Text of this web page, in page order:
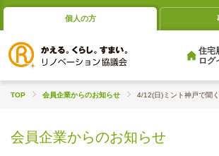
個人の方
住宅
ログ
TOP 会員企業からのお知らせ 4/12(日)ミント神戸で聞く！「中古物件
会員企業からのお知らせ